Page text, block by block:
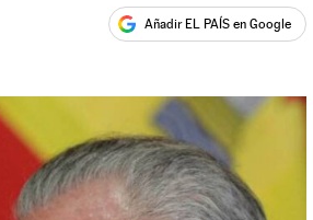
Añadir EL PAÍS en Google